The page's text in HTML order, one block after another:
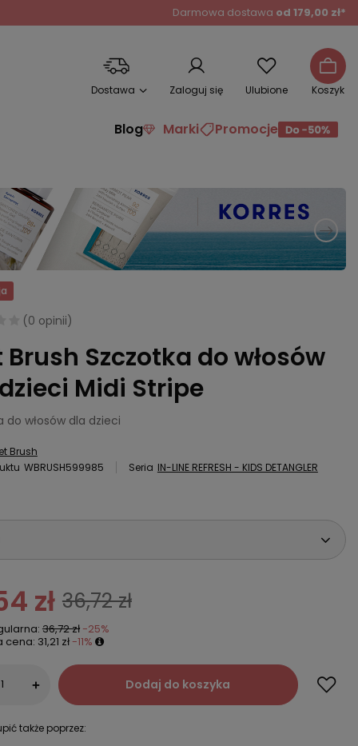
Darmowa dostawa od 179,00 zł*
Dostawa Zaloguj się Ulubione Koszyk
Blog Marki Promocje
(0 opinii)
Brush Szczotka do włosów
Midi Stripe
do włosów dla dzieci
Brush
WBRUSH599985 Seria IN-LINE REFRESH - KIDS DETANGLER
zł 36,72 zł
36,72 zł -25%
cena: 31,21 zł -11%
+ Dodaj do koszyka
także poprzez: